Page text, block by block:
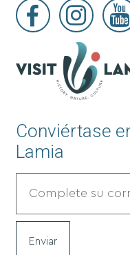
Conviértase
Lamia